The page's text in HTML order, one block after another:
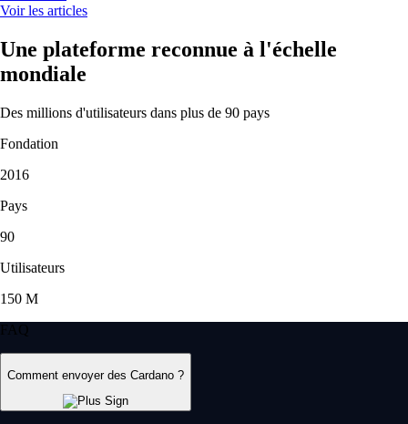
Voir les articles
Une plateforme reconnue à l'échelle
mondiale
Des millions d'utilisateurs dans plus de 90 pays
Fondation
2016
Pays
90
Utilisateurs
150 M
FAQ
Comment envoyer des Cardano ?